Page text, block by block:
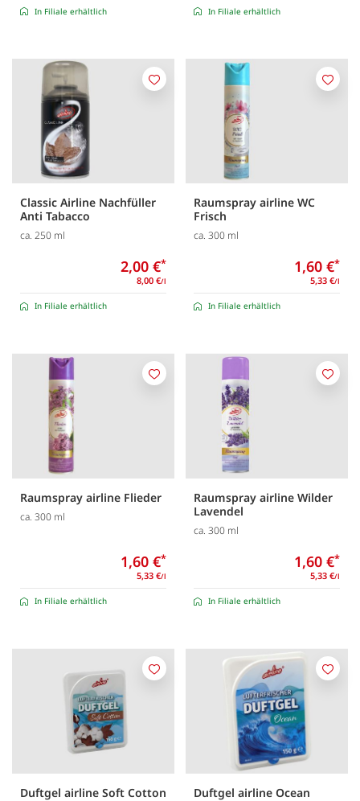
In Filiale erhältlich In Filiale erhältlich
Classic Airline Nachfüller
Anti Tabacco
ca. 250 ml
2,00 €*
8,00 €/l
In Filiale erhältlich
Merken
Raumspray airline WC
Frisch
ca. 300 ml
1,60 €*
5,33 €/l
In Filiale erhältlich
Raumspray airline Flieder
ca. 300 ml
1,60 €*
5,33 €/l
In Filiale erhältlich
Merken
Raumspray airline Wilder
Lavendel
ca. 300 ml
1,60 €*
5,33 €/l
In Filiale erhältlich
Duftgel airline Soft Cotton
Merken
Duftgel airline Ocean